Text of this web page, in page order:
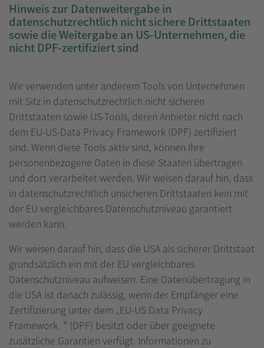
Hinweis zur Datenweitergabe in
datenschutzrechtlich nicht sichere Drittstaaten
sowie die Weitergabe an US-Unternehmen, die
nicht DPF-zertifiziert sind
Wir verwenden unter anderem Tools von Unternehmen
mit Sitz in datenschutzrechtlich nicht sicheren
Drittstaaten sowie US-Tools, deren Anbieter nicht nach
dem EU-US-Data Privacy Framework (DPF) zertifiziert
sind. Wenn diese Tools aktiv sind, können Ihre
personenbezogene Daten in diese Staaten übertragen
und dort verarbeitet werden. Wir weisen darauf hin, dass
in datenschutzrechtlich unsicheren Drittstaaten kein mit
der EU vergleichbares Datenschutzniveau garantiert
werden kann.
Wir weisen darauf hin, dass die USA als sicherer Drittstaat
grundsätzlich ein mit der EU vergleichbares
Datenschutzniveau aufweisen. Eine Datenübertragung in
die USA ist danach zulässig, wenn der Empfänger eine
Zertifizierung unter dem „EU-US Data Privacy
Framework“ (DPF) besitzt oder über geeignete
zusätzliche Garantien verfügt. Informationen zu